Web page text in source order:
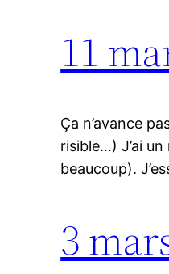
11
Ça n’avance
risible…) J’ai
beaucoup).
3